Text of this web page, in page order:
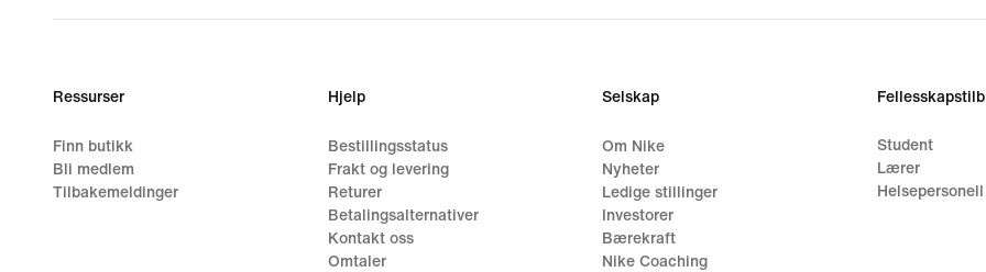
1 599,00 kr
1 149,00 kr
Ressurser
Finn butikk
Bli medlem
Tilbakemeldinger
Hjelp
Bestillingsstatus
Frakt og levering
Returer
Betalingsalternativer
Kontakt oss
Omtaler
Selskap
Om Nike
Nyheter
Ledige stillinger
Investorer
Bærekraft
Nike Coaching
Student
Lærer
Helsepersonell